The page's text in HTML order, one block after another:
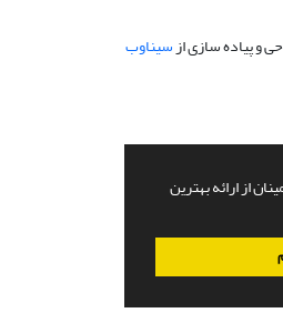
از ارائه بهترین
و پیاده سازی ازسیناوب